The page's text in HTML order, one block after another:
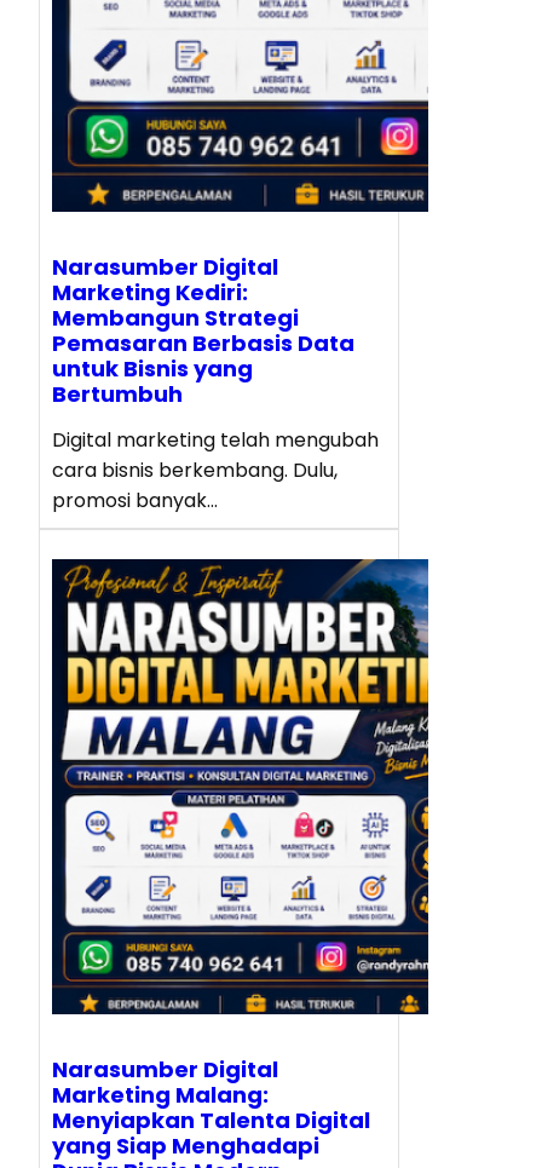
Narasumber Digital
Marketing Kediri:
Membangun Strategi
Pemasaran Berbasis Data
untuk Bisnis yang
Bertumbuh
Digital marketing telah mengubah
cara bisnis berkembang. Dulu,
promosi banyak…
Narasumber Digital
Marketing Malang:
Menyiapkan Talenta Digital
yang Siap Menghadapi